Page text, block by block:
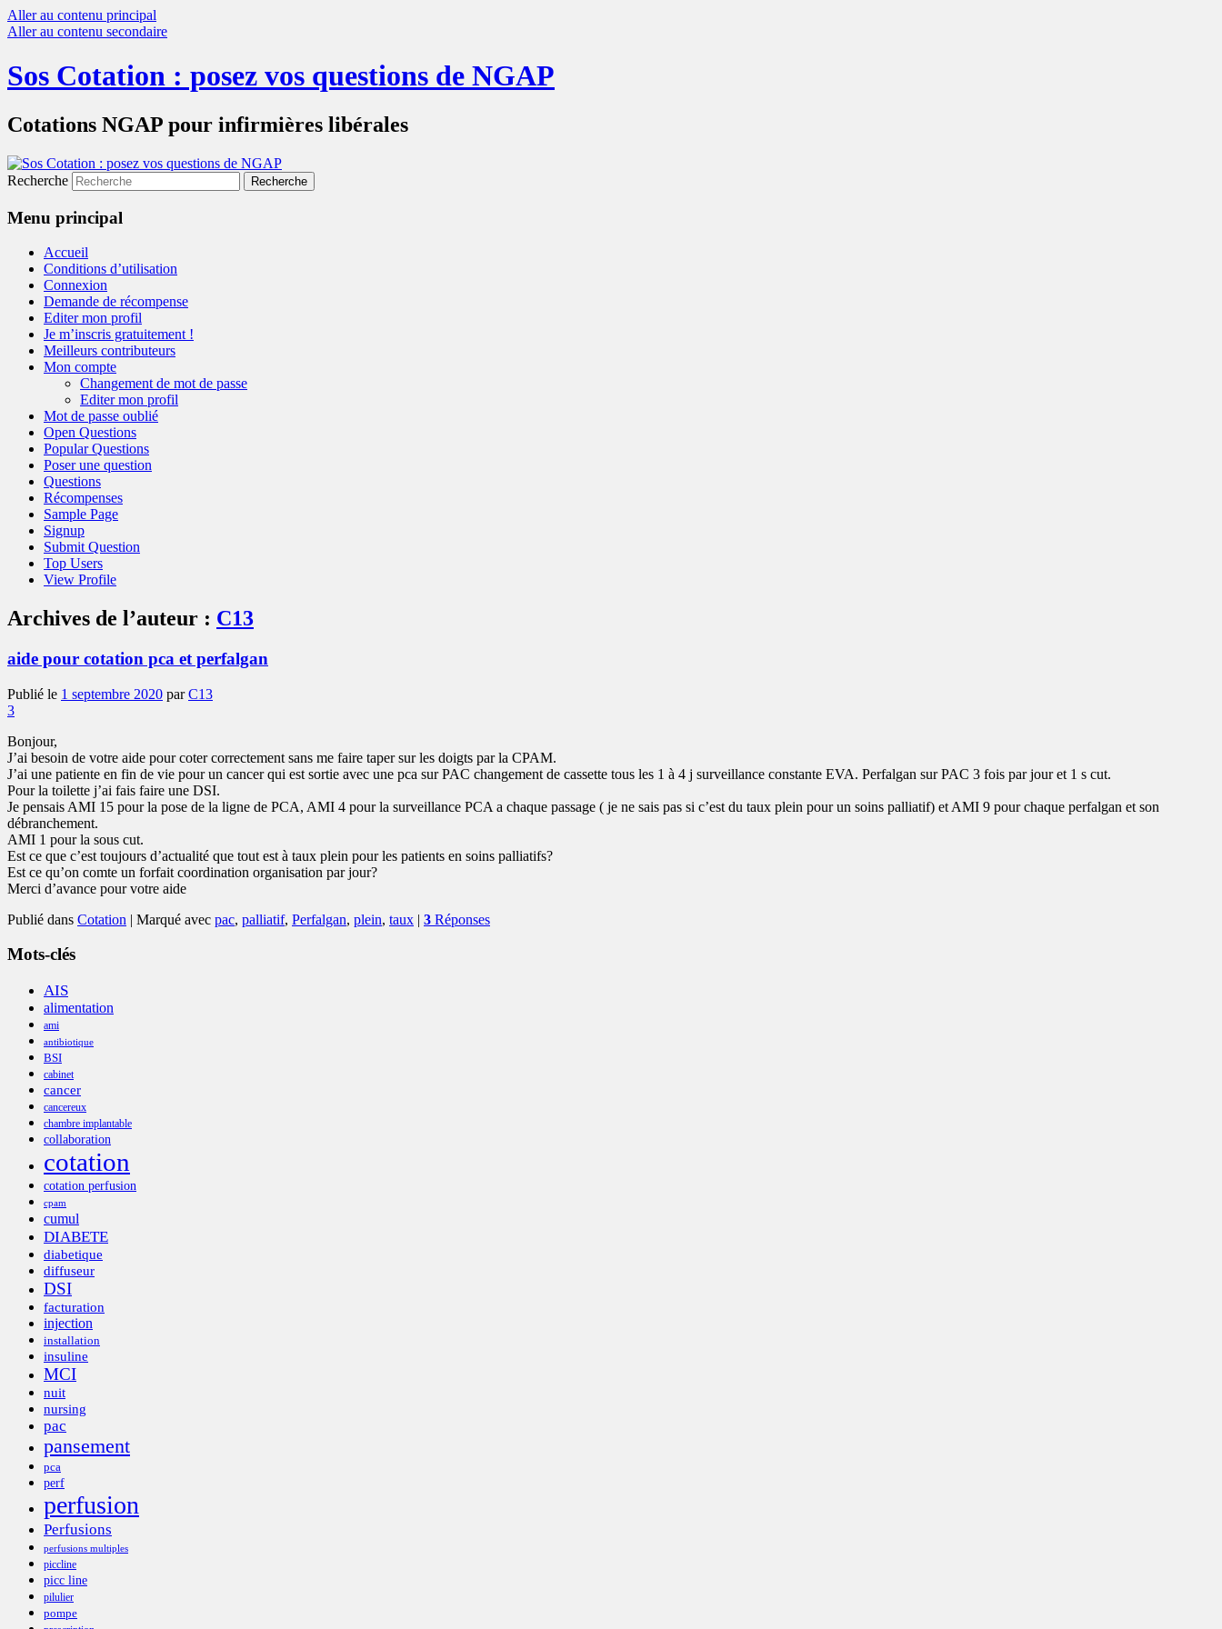
Aller au contenu principal
Aller au contenu secondaire
Sos Cotation : posez vos questions de NGAP
Cotations NGAP pour infirmières libérales
Recherche
Menu principal
Accueil
Conditions d’utilisation
Connexion
Demande de récompense
Editer mon profil
Je m’inscris gratuitement !
Meilleurs contributeurs
Mon compte
Changement de mot de passe
Editer mon profil
Mot de passe oublié
Open Questions
Popular Questions
Poser une question
Questions
Récompenses
Sample Page
Signup
Submit Question
Top Users
View Profile
Archives de l’auteur : C13
aide pour cotation pca et perfalgan
Publié le 1 septembre 2020 parC13
3
Bonjour,
J’ai besoin de votre aide pour coter correctement sans me faire taper sur les doigts par la CPAM.
J’ai une patiente en fin de vie pour un cancer qui est sortie avec une pca sur PAC changement de cassette tous les 1 à 4 j surveillance constante EVA. Perfalgan sur PAC 3 fois par jour et 1 s cut.
Pour la toilette j’ai fais faire une DSI.
Je pensais AMI 15 pour la pose de la ligne de PCA, AMI 4 pour la surveillance PCA a chaque passage ( je ne sais pas si c’est du taux plein pour un soins palliatif) et AMI 9 pour chaque perfalgan et son
débranchement.
AMI 1 pour la sous cut.
Est ce que c’est toujours d’actualité que tout est à taux plein pour les patients en soins palliatifs?
Est ce qu’on comte un forfait coordination organisation par jour?
Merci d’avance pour votre aide
Publié dans Cotation | Marqué avec pac, palliatif, Perfalgan, plein, taux | 3 Réponses
Mots-clés
AIS
alimentation
ami
antibiotique
BSI
cabinet
cancer
cancereux
chambre implantable
collaboration
cotation
cotation perfusion
cpam
cumul
DIABETE
diabetique
diffuseur
DSI
facturation
injection
installation
insuline
MCI
nuit
nursing
pac
pansement
pca
perf
perfusion
Perfusions
perfusions multiples
piccline
picc line
pilulier
pompe